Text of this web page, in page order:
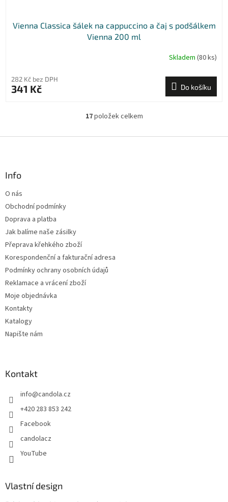
Vienna Classica šálek na cappuccino a čaj s podšálkem
Vienna 200 ml
Skladem (80 ks)
282 Kč bez DPH
341 Kč Do košíku
O
l
ý
17položek celkem
Info
O nás
Obchodní podmínky
Doprava a platba
Jak balíme naše zásilky
Přeprava křehkého zboží
Korespondenční a fakturační adresa
Podmínky ochrany osobních údajů
Reklamace a vrácení zboží
Moje objednávka
Kontakty
Katalogy
Napište nám
Kontakt
info@candola.cz
+420 283 853 242
Facebook
candolacz
YouTube
Vlastní design